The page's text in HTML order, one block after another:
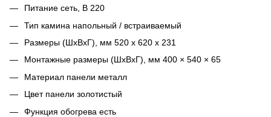
Питание сеть, В 220
Тип камина напольный / встраиваемый
Размеры (ШхВхГ), мм 520 x 620 x 231
Монтажные размеры (ШхВхГ), мм 400 × 540 × 65
Материал панели металл
Цвет панели золотистый
Функция обогрева есть